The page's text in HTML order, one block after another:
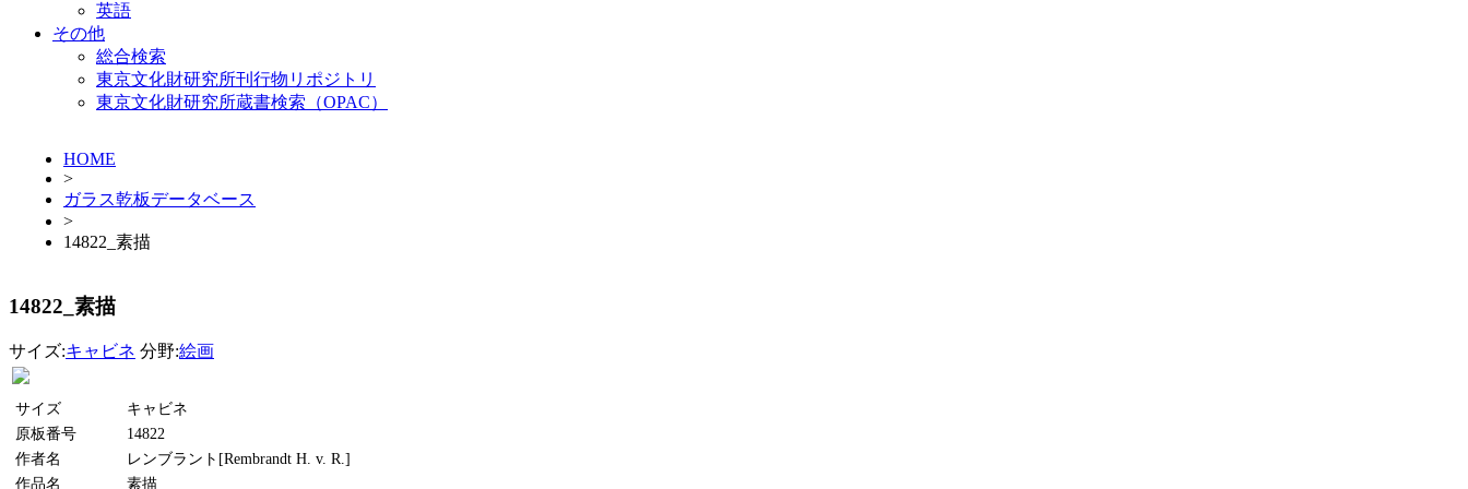
英語
その他
総合検索
東京文化財研究所刊行物リポジトリ
東京文化財研究所蔵書検索（OPAC）
HOME
>
ガラス乾板データベース
>
14822_素描
14822_素描
サイズ:キャビネ 分野:絵画
サイズ
キャビネ
原板番号
14822
作者名
レンブラント[Rembrandt H. v. R.]
作品名
素描